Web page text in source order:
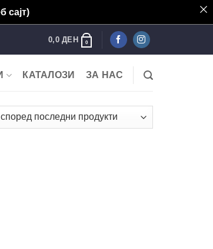
сајт)
0,0ДЕН 0
КАТАЛОЗИ ЗА НАС